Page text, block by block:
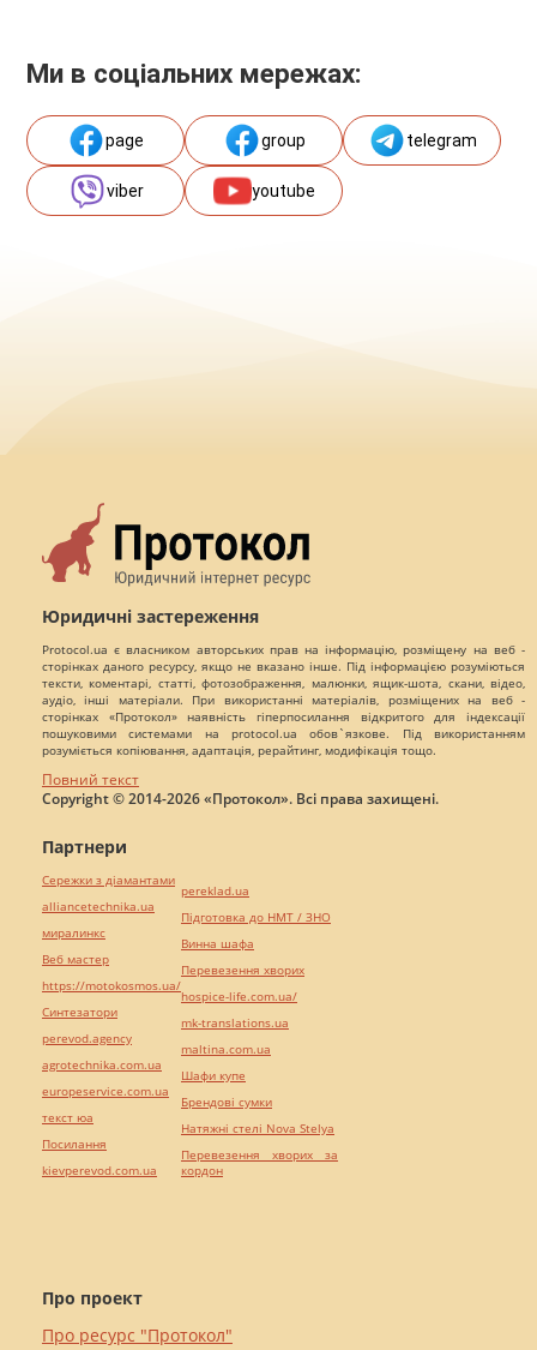
Ми в соціальних мережах:
page group telegram
viber youtube
Юридичні застереження
Protocol.ua є власником авторських прав на інформацію, розміщену на веб -
сторінках даного ресурсу, якщо не вказано інше. Під інформацією розуміються
тексти, коментарі, статті, фотозображення, малюнки, ящик-шота, скани, відео,
аудіо, інші матеріали. При використанні матеріалів, розміщених на веб -
сторінках «Протокол» наявність гіперпосилання відкритого для індексації
пошуковими системами на protocol.ua обов`язкове. Під використанням
розуміється копіювання, адаптація, рерайтинг, модифікація тощо.
Повний текст
Copyright © 2014-2026 «Протокол». Всі права захищені.
Про проект
Про ресурс "Протокол"
Партнери
Сережки з діамантами
alliancetechnika.ua
миралинкс
Веб мастер
https://motokosmos.ua/
Синтезатори
perevod.agency
agrotechnika.com.ua
europeservice.com.ua
текст юа
Посилання
kievperevod.com.ua
pereklad.ua
Підготовка до НМТ / ЗНО
Винна шафа
Перевезення хворих
hospice-life.com.ua/
mk-translations.ua
maltina.com.ua
Шафи купе
Брендові сумки
Натяжні стелі Nova Stelya
Перевезення хворих за
кордон